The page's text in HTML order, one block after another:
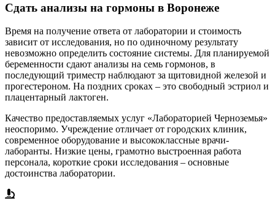
Сдать анализы на гормоны в Воронеже
Время на получение ответа от лаборатории и стоимость
зависит от исследования, но по одиночному результату
невозможно определить состояние системы. Для планируемой
беременности сдают анализы на семь гормонов, в
последующий триместр наблюдают за щитовидной железой и
прогестероном. На поздних сроках – это свободный эстриол и
плацентарный лактоген.
Качество предоставляемых услуг «Лабораторией Черноземья»
неоспоримо. Учреждение отличает от городских клиник,
современное оборудование и высококлассные врачи-
лаборанты. Низкие цены, грамотно выстроенная работа
персонала, короткие сроки исследования – основные
достоинства лаборатории.